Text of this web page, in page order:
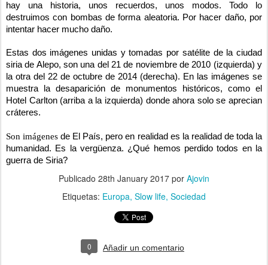
hay una historia, unos recuerdos, unos modos. Todo lo
destruimos con bombas de forma aleatoria. Por hacer daño, por
intentar hacer mucho daño.
Estas dos imágenes unidas y tomadas por satélite de la ciudad
siria de Alepo, son una del 21 de noviembre de 2010 (izquierda) y
la otra del 22 de octubre de 2014 (derecha). En las imágenes se
muestra la desaparición de monumentos históricos, como el
Hotel Carlton (arriba a la izquierda) donde ahora solo se aprecian
cráteres.
Son imágenes de El País, pero en realidad es la realidad de toda la
humanidad. Es la vergüenza. ¿Qué hemos perdido todos en la
guerra de Siria?
Publicado 28th January 2017 por Ajovin
Etiquetas: Europa Slow life Sociedad
0 Añadir un comentario